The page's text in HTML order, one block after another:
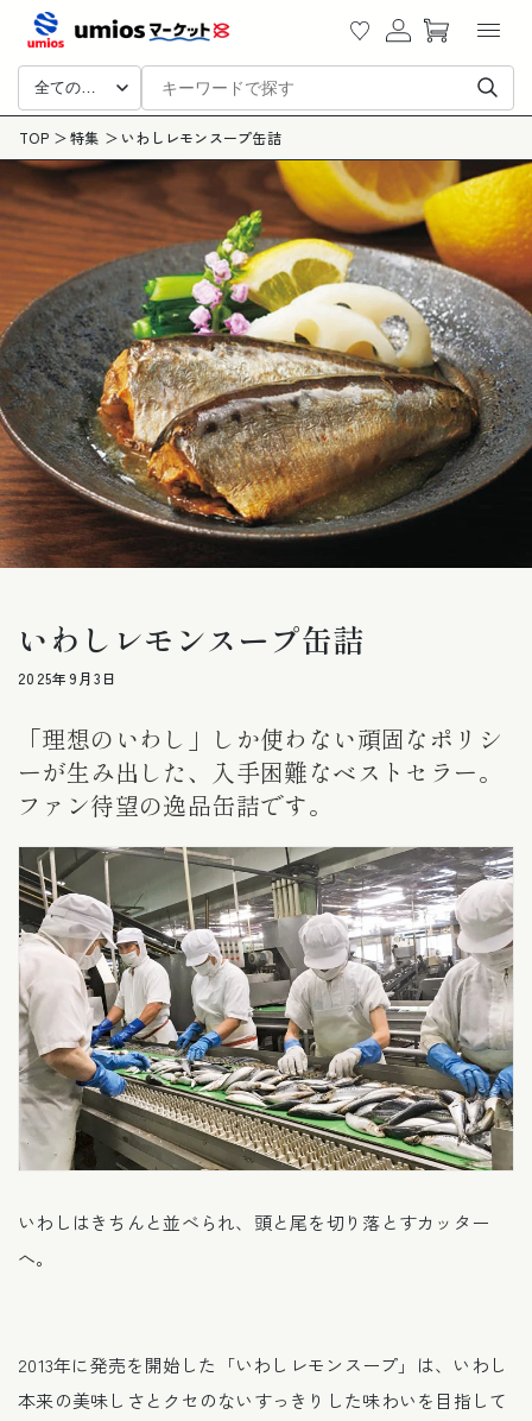
ツに
進む
ー
グ
イ
ン
全ての商品
TOP 特集 いわしレモンスープ缶詰
いわしレモンスープ缶詰
2025年9月3日
「理想のいわし」しか使わない頑固なポリシ
ーが生み出した、入手困難なベストセラー。
ファン待望の逸品缶詰です。
いわしはきちんと並べられ、頭と尾を切り落とすカッター
へ。
2013年に発売を開始した「いわしレモンスープ」は、いわし
本来の美味しさとクセのないすっきりした味わいを目指して